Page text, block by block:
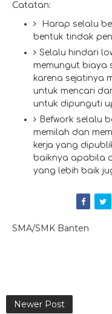
Catatan:
Harap selalu
bentuk tindak
Selalu hindari
memungut biaya
karena sejatinya
untuk mencari
untuk dipunguti
Befwork selalu
memilah dan
kerja yang
baiknya apabila
yang lebih baik
SMA/SMK Banten
Newer Post